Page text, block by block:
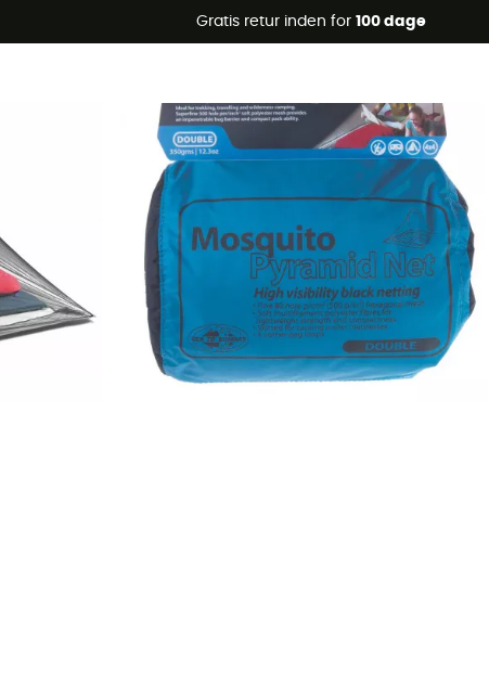
Gratis retur inden for 100 dage
-5% Extra - Kode Summer5